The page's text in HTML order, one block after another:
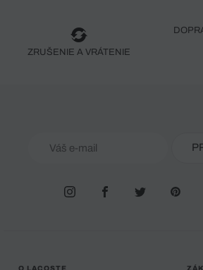
ZRUŠENIE A VRÁTENIE
O LACOSTE